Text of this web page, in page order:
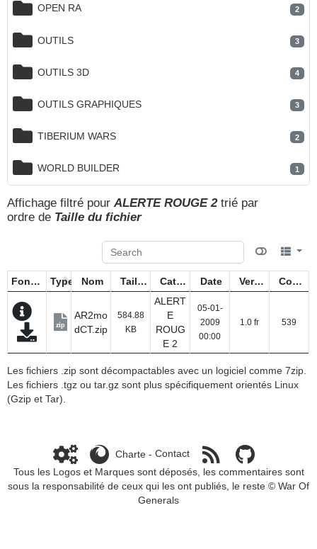
OPEN RA 2
OUTILS 3
OUTILS 3D 4
OUTILS GRAPHIQUES 3
TIBERIUM WARS 2
WORLD BUILDER 1
Affichage filtré pourALERTE ROUGE 2trié par
ordre de Taille du fichier
Fonctions Type Nom Taille Catégorie Date Version Compteur
zip
AR2mo
dCT.zip
584.88
KB
ALERT
E
ROUG
E 2
05-01-
2009
00:00
1.0 fr 539
Les fichiers .zip sont décompactables avec un logiciel comme 7zip.
Les fichiers .tgz ou tar.gz sont plus spécifiquement orientés Linux
(Gzip et Tar).
Charte- Contact
Tous les Logos et Marques sont déposés, les commentaires sont
sous la responsabilité de ceux qui les ont publiés, le reste © War Of
Generals